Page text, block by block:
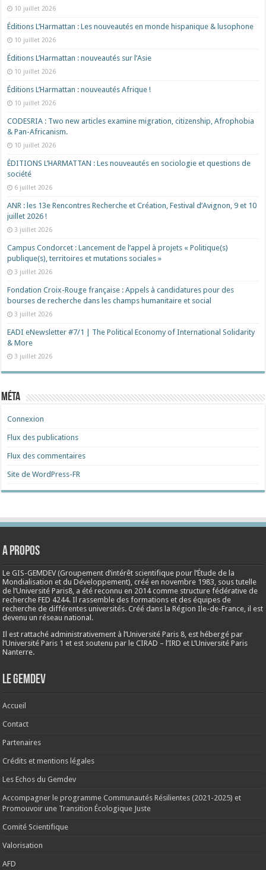
10 juillet 2026
Éditions L’Harmattan : Les nouveautés en monde hispanique & lusophone
10 juillet 2026
Éditions L’Harmattan : nouveautés sur l’Asie
10 juillet 2026
Éditions L’Harmattan : nouveautés Afrique !​
10 juillet 2026
CODESRIA : Two new articles examine migration, citizenship, Afrophobia
& Pan-Africanism.
10 juillet 2026
ÉDITIONS L’HARMATTAN : Les nouveautés en sociologie et questions de
société
6 juillet 2026
ANR : les 13e Rencontres Recherche et Création, Festival d’Avignon, 9 et 10
juillet 2026 !
3 juillet 2026
Campus Condorcet : Lancement de l’appel à projets « Politique(s)
publique(s), territoires et mutations sociales »
3 juillet 2026
Fondation Croix-Rouge française : Appels à candidatures pour des
bourses de recherche dans les champs humanitaire et social
3 juillet 2026
EADI eNewsletter #7/1 | The Political Economy of International Solidarity
& More
3 juillet 2026
Méta
Connexion
Flux des publications
Flux des commentaires
Site de WordPress-FR
A propos
Le GIS-GEMDEV (Groupement d’intérêt scientifique pour l’Étude de la
Mondialisation et du Développement), créé ennovembre 1983, sous tutelle
de l’Université Paris8, a été reconnu en 2014 comme structure fédérative de
recherche FED 4244. Il rassemble des formations et des équipes de
recherche de différentes universités. Créé dans la Région Ile-de-France, il est
devenu un réseau national.
Il est rattaché administrativement à l’Université Paris 8, est hébergé par
l’Université Paris 1 et est soutenu par le CIRAD – l’IRD et L’Université Paris
Nanterre.
Le Gemdev
Accueil
Contact
Partenaires
Crédits et mentions légales
Les Echos du Gemdev
Accompagner le programme Communautés Résilientes (2021-2025) et
Promouvoir une Transition Écologique Juste
Comité Scientifique
Valorisation
AFD